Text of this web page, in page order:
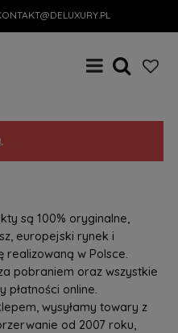
są 100% oryginalne,
europejski rynek i
w Polsce.
pobraniem oraz wszystkie
płatności online.
wysyłamy towary z
od 2007 roku,